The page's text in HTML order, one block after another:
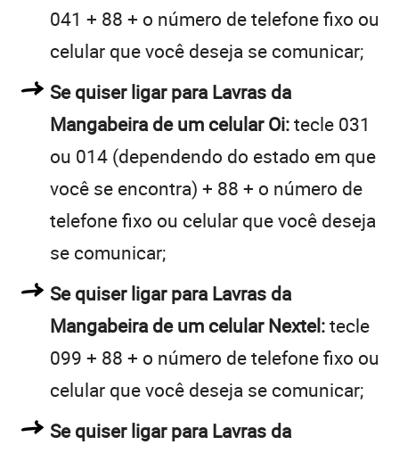
041 + 88 + o número de telefone fixo ou
celular que você deseja se comunicar;
Se quiser ligar para Lavras da
Mangabeira de um celular Oi:tecle 031
ou 014 (dependendo do estado em que
você se encontra) + 88 + o número de
telefone fixo ou celular que você deseja
se comunicar;
Se quiser ligar para Lavras da
Mangabeira de um celular Nextel:tecle
099 + 88 + o número de telefone fixo ou
celular que você deseja se comunicar;
Se quiser ligar para Lavras da